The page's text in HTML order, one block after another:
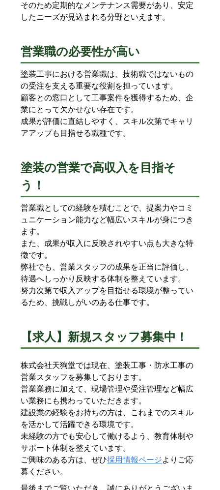
そのため定期的なメンテナンス需要があり、安定
したニーズが見込まれる分野といえます。
営業職の必要性が高い
塗装工事における営業職は、技術職ではないもの
の受注を支える重要な役割を担っています。
顧客との窓口として工事案件を獲得するため、企
業にとって欠かせない存在です。
成果が評価に直結しやすく、スキル次第でキャリ
アアップも目指せる職種です。
塗装の営業で高収入を目指そ
う！
営業職としての経験を積むことで、提案力やコミ
ュニケーション能力など幅広いスキルが身につき
ます。
また、成果が収入に反映されやすい点も大きな特
徴です。
弊社でも、営業スタッフの成果を正当に評価し、
待遇へしっかり反映する体制を整えています。
努力次第で収入アップを目指せる環境が整ってい
るため、挑戦しがいのある仕事です。
【求人】新規スタッフ募集中！
株式会社天狗堂では現在、塗装工事・防水工事の
営業スタッフを募集しております。
営業業務に加えて、現場管理や受注管理など幅広
い業務にも携わっていただきます。
建設業の経験をお持ちの方は、これまでのスキル
を活かして活躍できる環境です。
未経験の方でも安心して働けるよう、教育体制や
サポート体制を整えています。
ご興味のある方は、ぜひ採用情報ページよりご応
募ください。